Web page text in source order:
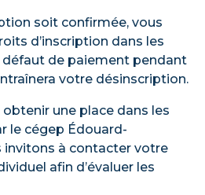
soit confirmée, vous
d’inscription dans les
défaut de paiement pendant
votre désinscription.
obtenir une place dans les
le cégep Édouard-
invitons à contacter votre
afin d’évaluer les